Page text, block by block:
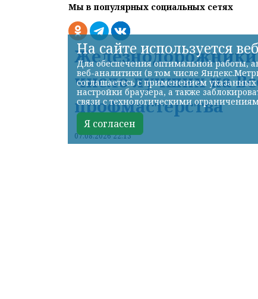
Мы в популярных социальных сетях
число лучших на
профмастерства
07.08.2026 22:13
На сайте используется
Для обеспечения оптимальной работы,
веб-аналитики (в том числе
соглашаетесь с применением
настройки браузера, а также
связи с технологическими
Я согласен